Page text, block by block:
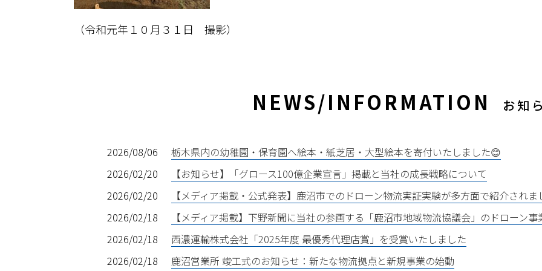
（令和元年１０月３１日 撮影）
NEWS/INFORMATION お知
2026/08/06
栃木県内の幼稚園・保育園へ絵本・紙芝居・大型絵本を寄付いたしました😊
2026/02/20
【お知らせ】「グロース100億企業宣言」掲載と当社の成長戦略について
2026/02/20
【メディア掲載・公式発表】鹿沼市でのドローン物流実証実験が多方面で紹介されま
2026/02/18
【メディア掲載】下野新聞に当社の参画する「鹿沼市地域物流協議会」のドローン事
2026/02/18
西濃運輸株式会社「2025年度 最優秀代理店賞」を受賞いたしました
2026/02/18
鹿沼営業所 竣工式のお知らせ：新たな物流拠点と新規事業の始動